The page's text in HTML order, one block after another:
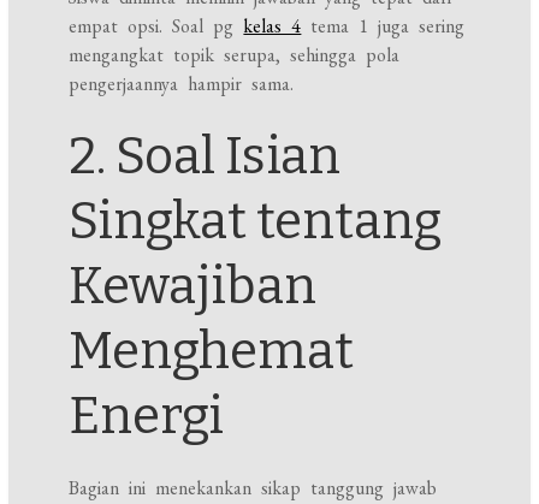
empat opsi. Soal pg kelas 4 tema 1 juga sering
mengangkat topik serupa, sehingga pola
pengerjaannya hampir sama.
2. Soal Isian
Singkat tentang
Kewajiban
Menghemat
Energi
Bagian ini menekankan sikap tanggung jawab